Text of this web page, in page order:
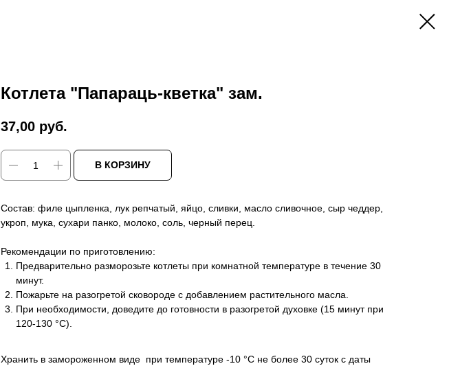
Котлета "Папараць-кветка" зам.
37,00 руб.
В КОРЗИНУ
Состав: филе цыпленка, лук репчатый, яйцо, сливки, масло сливочное, сыр чеддер,
укроп, мука, сухари панко, молоко, соль, черный перец.
Рекомендации по приготовлению:
Предварительно разморозьте котлеты при комнатной температуре в течение 30
минут.
Пожарьте на разогретой сковороде с добавлением растительного масла.
При необходимости, доведите до готовности в разогретой духовке (15 минут при
120-130 °С).
Хранить в замороженном виде при температуре -10 °С не более 30 суток с даты